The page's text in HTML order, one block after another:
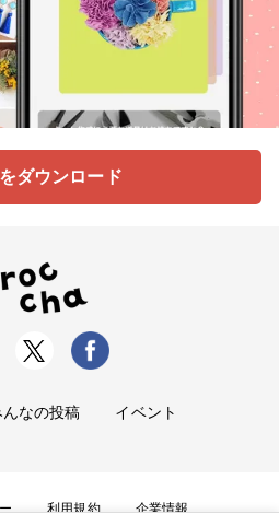
ダウンロード
んなの投稿 イベント
利用規約 企業情報